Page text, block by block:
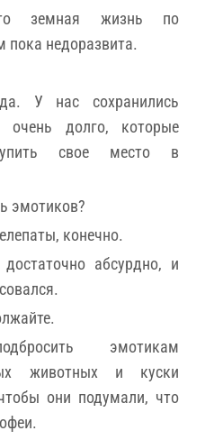
земная жизнь по
пока недоразвита.
У нас сохранились
очень долго, которые
свое место в
эмотиков?
конечно.
абсурдно, и
эмотикам
животных и куски
они подумали, что